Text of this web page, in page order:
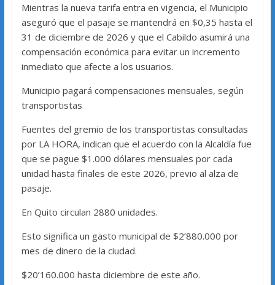
Mientras la nueva tarifa entra en vigencia, el Municipio
aseguró que el pasaje se mantendrá en $0,35 hasta el
31 de diciembre de 2026 y que el Cabildo asumirá una
compensación económica para evitar un incremento
inmediato que afecte a los usuarios.
Municipio pagará compensaciones mensuales, según
transportistas
Fuentes del gremio de los transportistas consultadas
por LA HORA, indican que el acuerdo con la Alcaldía fue
que se pague $1.000 dólares mensuales por cada
unidad hasta finales de este 2026, previo al alza de
pasaje.
En Quito circulan 2880 unidades.
Esto significa un gasto municipal de $2’880.000 por
mes de dinero de la ciudad.
$20’160.000 hasta diciembre de este año.